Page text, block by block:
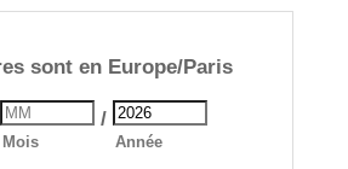
sont en Europe/Paris
Mois
/
Année